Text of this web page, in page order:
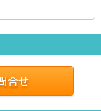
合せ